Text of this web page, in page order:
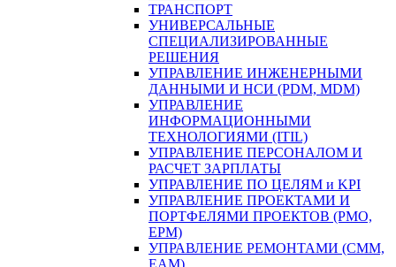
ТРАНСПОРТ
УНИВЕРСАЛЬНЫЕ
СПЕЦИАЛИЗИРОВАННЫЕ
РЕШЕНИЯ
УПРАВЛЕНИЕ ИНЖЕНЕРНЫМИ
ДАННЫМИ И НСИ (PDM, MDM)
УПРАВЛЕНИЕ
ИНФОРМАЦИОННЫМИ
ТЕХНОЛОГИЯМИ (ITIL)
УПРАВЛЕНИЕ ПЕРСОНАЛОМ И
РАСЧЕТ ЗАРПЛАТЫ
УПРАВЛЕНИЕ ПО ЦЕЛЯМ и KPI
УПРАВЛЕНИЕ ПРОЕКТАМИ И
ПОРТФЕЛЯМИ ПРОЕКТОВ (PMO,
EPM)
УПРАВЛЕНИЕ РЕМОНТАМИ (CMM,
EAM)